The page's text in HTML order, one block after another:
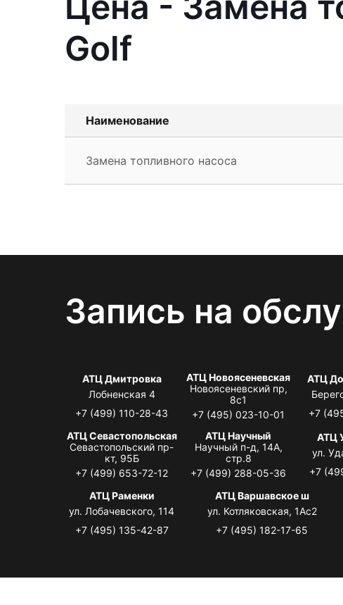
Golf
Наименование
Замена топливного насоса
Запись на
АТЦ Дмитровка
Лобненская 4
+7 (499) 110-28-43
АТЦ Новоясеневская
Новоясеневский пр,
8с1
+7 (495) 023-10-01
АТЦ
+7
АТЦ Севастопольская
Севастопольский пр-
кт, 95Б
+7 (499) 653-72-12
АТЦ Научный
Научный п-д, 14А,
стр.8
+7 (499) 288-05-36
АТЦ
ул.
+7
АТЦ Раменки
ул. Лобачевского, 114
+7 (495) 135-42-87
АТЦ Варшавское ш
ул. Котляковская, 1Ас2
+7 (495) 182-17-65